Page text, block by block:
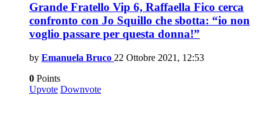
Grande Fratello Vip 6, Raffaella Fico cerca
confronto con Jo Squillo che sbotta: “io non
voglio passare per questa donna!”
by Emanuela Bruco 22 Ottobre 2021, 12:53
0 Points
Upvote Downvote